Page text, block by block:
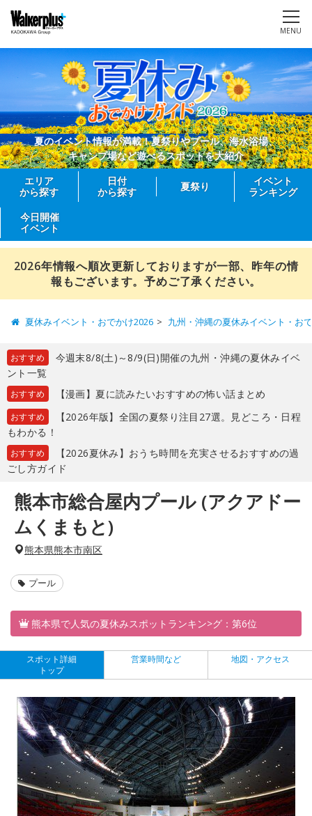
MENU
夏のイベント情報が満載！夏祭りやプール、海水浴場、
キャンプ場など遊べるスポットを大紹介
エリア
から探す
日付
から探す
夏祭り
イベント
ランキング
今日開催
イベント
2026年情報へ順次更新しておりますが一部、昨年の情
報もございます。予めご了承ください。
夏休みイベント・おでかけ2026 九州・沖縄の夏休みイベント・お
おすすめ
今週末8/8(土)～8/9(日)開催の九州・沖縄の夏休みイベ
ント一覧
おすすめ 【漫画】夏に読みたいおすすめの怖い話まとめ
おすすめ
【2026年版】全国の夏祭り注目27選。見どころ・日程
もわかる！
おすすめ
【2026夏休み】おうち時間を充実させるおすすめの過
ごし方ガイド
熊本市総合屋内プール (アクアドー
ムくまもと)
熊本県熊本市南区
プール
熊本県で人気の夏休みスポットランキン>グ：第6位
スポット詳細
トップ
営業時間など 地図・アクセス